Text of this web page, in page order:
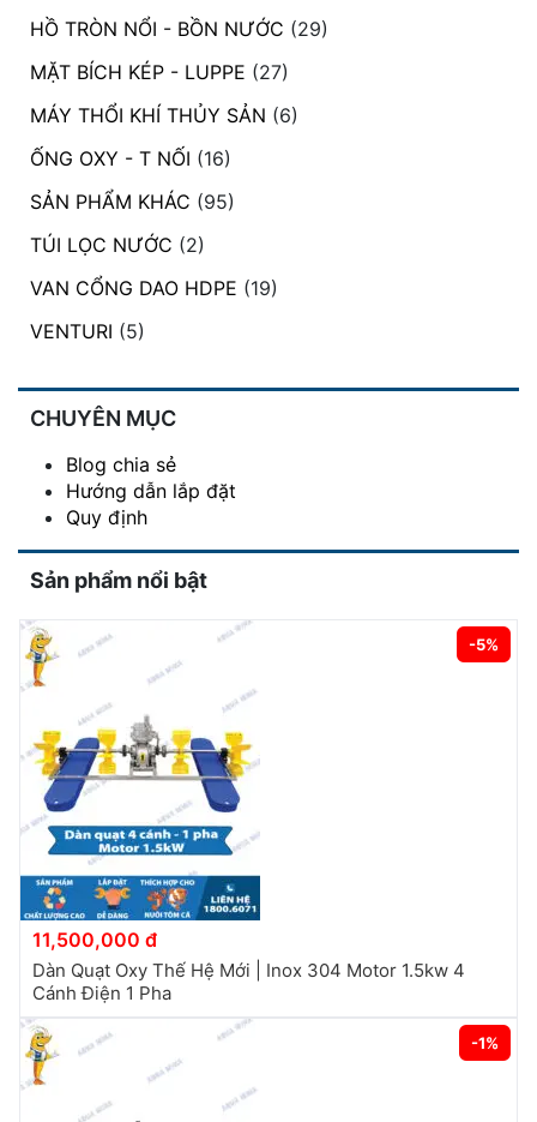
HỒ TRÒN NỔI - BỒN NƯỚC (29)
MẶT BÍCH KÉP - LUPPE (27)
MÁY THỔI KHÍ THỦY SẢN (6)
ỐNG OXY - T NỐI (16)
SẢN PHẨM KHÁC (95)
TÚI LỌC NƯỚC (2)
VAN CỔNG DAO HDPE (19)
VENTURI (5)
CHUYÊN MỤC
Blog chia sẻ
Hướng dẫn lắp đặt
Quy định
Sản phẩm nổi bật
-5%
11,500,000 đ
Dàn Quạt Oxy Thế Hệ Mới | Inox 304 Motor 1.5kw 4
Cánh Điện 1 Pha
-1%